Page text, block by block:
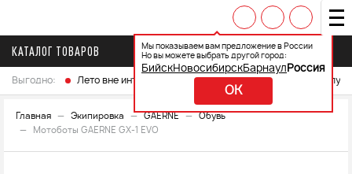
Мы показываем вам предложение в России
Но вы можете выбрать другой город:
БийскНовосибирскБарнаул Россия
OK
КАТАЛОГ ТОВАРОВ
Выгодно: Лето вне интренета Выберите свой мотоцикл и
Главная Экипировка GAERNE
Обувь
Мотоботы GAERNE GX-1 EVO